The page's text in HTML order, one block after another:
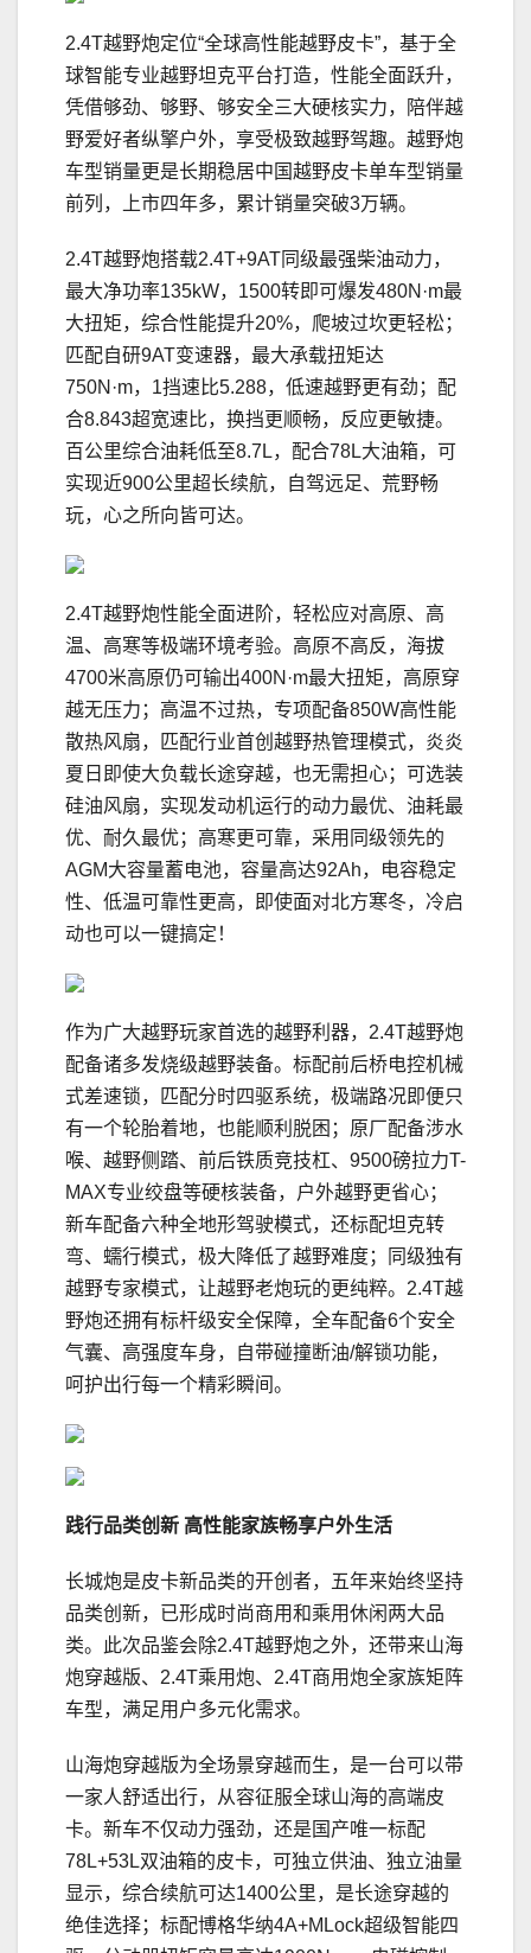
2.4T越野炮定位“全球高性能越野皮卡”，基于全
球智能专业越野坦克平台打造，性能全面跃升，
凭借够劲、够野、够安全三大硬核实力，陪伴越
野爱好者纵擎户外，享受极致越野驾趣。越野炮
车型销量更是长期稳居中国越野皮卡单车型销量
前列，上市四年多，累计销量突破3万辆。
2.4T越野炮搭载2.4T+9AT同级最强柴油动力，
最大净功率135kW，1500转即可爆发480N·m最
大扭矩，综合性能提升20%，爬坡过坎更轻松；
匹配自研9AT变速器，最大承载扭矩达
750N·m，1挡速比5.288，低速越野更有劲；配
合8.843超宽速比，换挡更顺畅，反应更敏捷。
百公里综合油耗低至8.7L，配合78L大油箱，可
实现近900公里超长续航，自驾远足、荒野畅
玩，心之所向皆可达。
2.4T越野炮性能全面进阶，轻松应对高原、高
温、高寒等极端环境考验。高原不高反，海拔
4700米高原仍可输出400N·m最大扭矩，高原穿
越无压力；高温不过热，专项配备850W高性能
散热风扇，匹配行业首创越野热管理模式，炎炎
夏日即使大负载长途穿越，也无需担心；可选装
硅油风扇，实现发动机运行的动力最优、油耗最
优、耐久最优；高寒更可靠，采用同级领先的
AGM大容量蓄电池，容量高达92Ah，电容稳定
性、低温可靠性更高，即使面对北方寒冬，冷启
动也可以一键搞定！
作为广大越野玩家首选的越野利器，2.4T越野炮
配备诸多发烧级越野装备。标配前后桥电控机械
式差速锁，匹配分时四驱系统，极端路况即便只
有一个轮胎着地，也能顺利脱困；原厂配备涉水
喉、越野侧踏、前后铁质竞技杠、9500磅拉力T-
MAX专业绞盘等硬核装备，户外越野更省心；
新车配备六种全地形驾驶模式，还标配坦克转
弯、蠕行模式，极大降低了越野难度；同级独有
越野专家模式，让越野老炮玩的更纯粹。2.4T越
野炮还拥有标杆级安全保障，全车配备6个安全
气囊、高强度车身，自带碰撞断油/解锁功能，
呵护出行每一个精彩瞬间。
践行品类创新 高性能家族畅享户外生活
长城炮是皮卡新品类的开创者，五年来始终坚持
品类创新，已形成时尚商用和乘用休闲两大品
类。此次品鉴会除2.4T越野炮之外，还带来山海
炮穿越版、2.4T乘用炮、2.4T商用炮全家族矩阵
车型，满足用户多元化需求。
山海炮穿越版为全场景穿越而生，是一台可以带
一家人舒适出行，从容征服全球山海的高端皮
卡。新车不仅动力强劲，还是国产唯一标配
78L+53L双油箱的皮卡，可独立供油、独立油量
显示，综合续航可达1400公里，是长途穿越的
绝佳选择；标配博格华纳4A+MLock超级智能四